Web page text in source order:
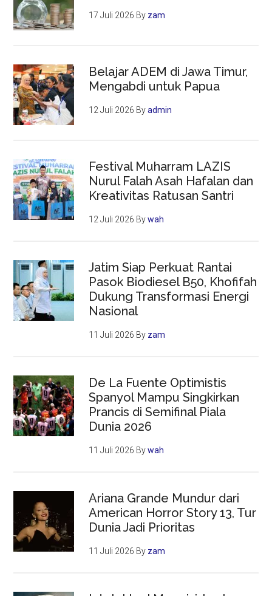
17 Juli 2026 By zam
Belajar ADEM di Jawa Timur,
Mengabdi untuk Papua
12 Juli 2026 Byadmin
Festival Muharram LAZIS
Nurul Falah Asah Hafalan dan
Kreativitas Ratusan Santri
12 Juli 2026 Bywah
Jatim Siap Perkuat Rantai
Pasok Biodiesel B50, Khofifah
Dukung Transformasi Energi
Nasional
11 Juli 2026 By zam
De La Fuente Optimistis
Spanyol Mampu Singkirkan
Prancis di Semifinal Piala
Dunia 2026
11 Juli 2026 Bywah
Ariana Grande Mundur dari
American Horror Story 13, Tur
Dunia Jadi Prioritas
11 Juli 2026 By zam